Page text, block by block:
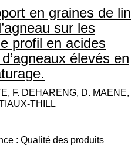
en graines de lin
sur les
profil en acides
élevés en
F. DEHARENG, D. MAENE,
THILL
: Qualité des produits